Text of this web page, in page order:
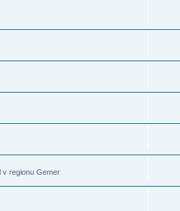
regionu Gemer